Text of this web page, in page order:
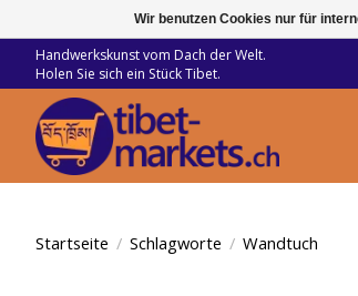
Handwerkskunst vom Dach der Welt.
Holen Sie sich ein Stück Tibet.
Startseite / Schlagworte / Wandtuch
Wir benutzen Cookies nur für